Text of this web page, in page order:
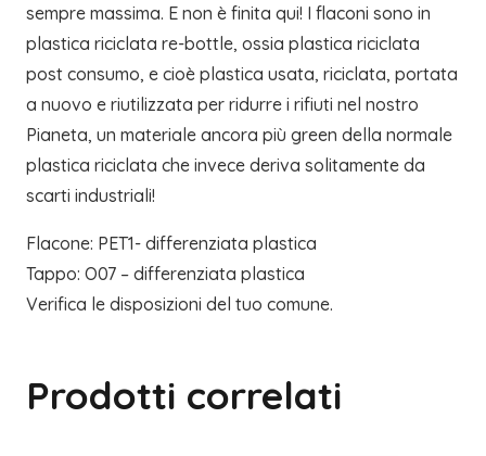
sempre massima. E non è finita qui! I flaconi sono in
plastica riciclata re-bottle, ossia plastica riciclata
post consumo, e cioè plastica usata, riciclata, portata
a nuovo e riutilizzata per ridurre i rifiuti nel nostro
Pianeta, un materiale ancora più green della normale
plastica riciclata che invece deriva solitamente da
scarti industriali!
Flacone: PET1- differenziata plastica
Tappo: O07 – differenziata plastica
Verifica le disposizioni del tuo comune.
Prodotti correlati